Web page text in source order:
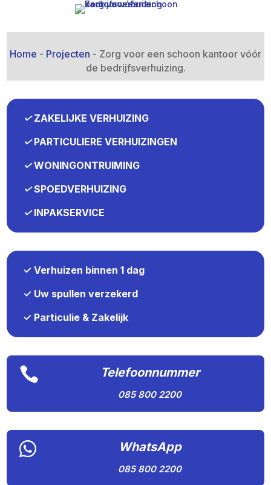
Home - Projecten - Zorg voor een schoon kantoor vóór
de bedrijfsverhuizing.​
✓ZAKELIJKE VERHUIZING
✓PARTICULIERE VERHUIZINGEN
✓WONINGONTRUIMING
✓SPOEDVERHUIZING
✓INPAKSERVICE
✓ Verhuizen binnen 1 dag
✓ Uw spullen verzekerd
✓ Particulie & Zakelijk
 Telefoonnummer
085 800 2200
 WhatsApp
085 800 2200